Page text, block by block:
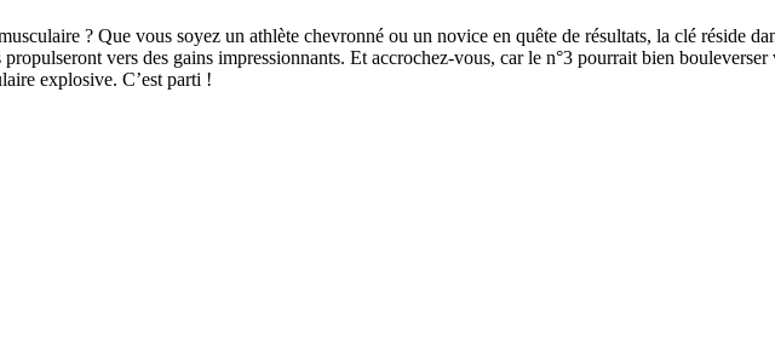
? Que vous soyez un athlète chevronné ou un novice en quête de résultats, la clé réside
vers des gains impressionnants. Et accrochez-vous, car le n°3 pourrait bien
explosive. C’est parti !